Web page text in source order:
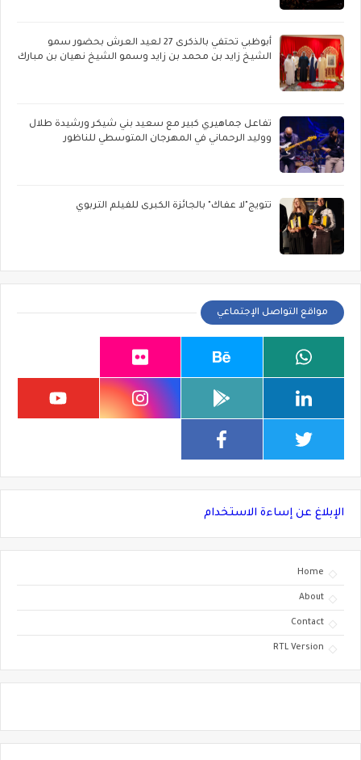
أبوظبي تحتفي بالذكرى 27 لعيد العرش بحضور سمو
الشيخ زايد بن محمد بن زايد وسمو الشيخ نهيان بن مبارك
تفاعل جماهيري كبير مع سعيد بني شيكر ورشيدة طلال
ووليد الرحماني في المهرجان المتوسطي للناظور
تتويج"لا عفاك" بالجائزة الكبرى للفيلم التربوي
مواقع التواصل الإجتماعي
الإبلاغ عن إساءة الاستخدام
Home
About
Contact
RTL Version